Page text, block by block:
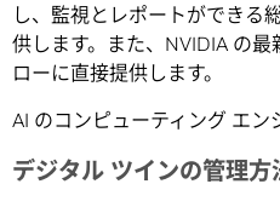
し、監視とレポートができる
供します。また、NVIDIA の
ローに直接提供します。
AI のコンピューティング エン
デジタル ツインの管理方